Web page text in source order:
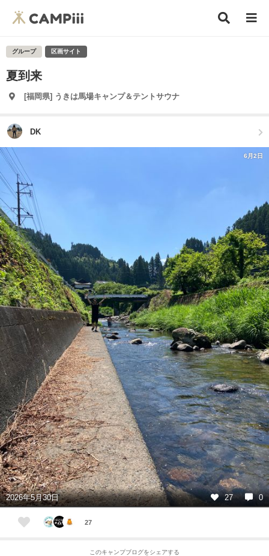
グループ 区画サイト
夏到来
[福岡県] うきは馬場キャンプ＆テントサウナ
DK
6月2日
2026年5月30日 27 0
27
このキャンプブログをシェアする